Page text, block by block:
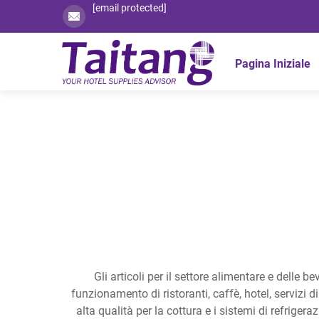
[email protected]
Pagina Iniziale
Gli articoli per il settore alimentare e delle
funzionamento di ristoranti, caffè, hotel, servizi
alta qualità per la cottura e i sistemi di